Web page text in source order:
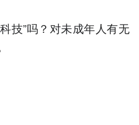
技”吗？对未成年人有无